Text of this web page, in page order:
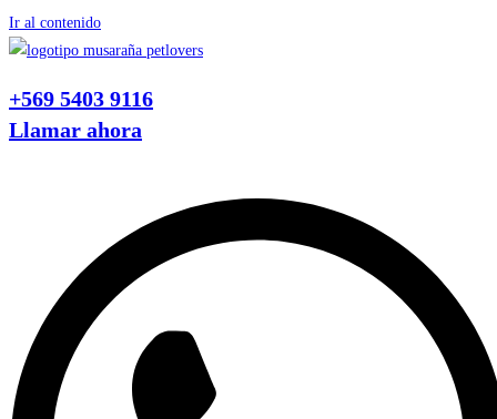
Ir al contenido
+569 5403 9116
Llamar ahora